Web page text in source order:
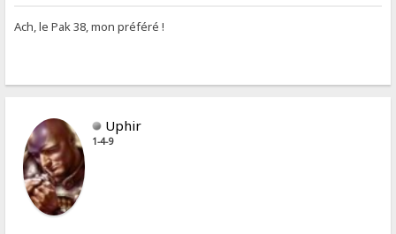
Ach, le Pak 38, mon préféré !
Uphir
1-4-9